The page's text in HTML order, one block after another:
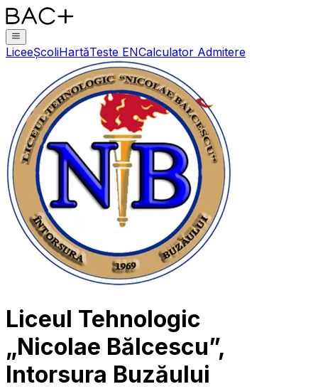
LiceeȘcoliHartăTeste ENCalculator Admitere
Liceul Tehnologic
„Nicolae Bălcescu”,
Intorsura Buzăului